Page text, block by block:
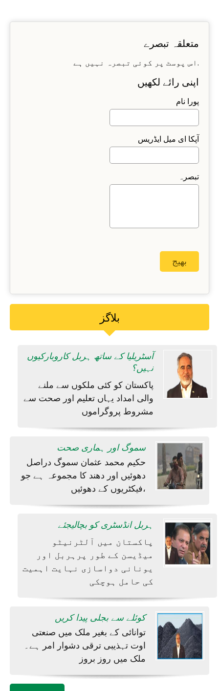
متعلقہ تبصرے
اس پوسٹ پر کوئی تبصرہ نہیں ہے.
اپنی رائے لکھیں
پورا نام
آپکا ای میل ایڈریس
تبصرہ
بلاگز
آسٹریلیا کے ساتھ ہربل کاروبارکیوں
نہیں؟
پاکستان کو کئی ملکوں سے ملنے
والی امداد یہاں تعلیم اور صحت سے
مشروط پروگراموں
سموگ اور ہماری صحت
حکیم محمد عثمان سموگ دراصل
دھوئیں اور دھند کا مجموعہ ہے جو
فیکٹریوں کے دھوئیں،
ہربل انڈسٹری کو بچالیجئے
پاکستان میں آلٹرنیٹو
میڈیسن کے طور پرہربل اور
یونانی دواسازی نہایت اہمیت
کی حامل ہوچکی
کوئلے سے بجلی پیدا کریں
توانائی کے بغیر ملک میں صنعتی
اوت تہذیبی ترقی دشوار امر ہے۔
ملک میں روز بروز